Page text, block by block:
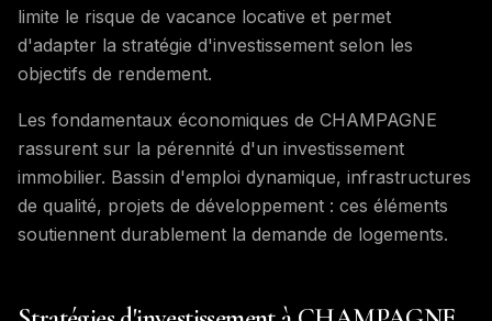
limite le risque de vacance locative et permet
d'adapter la stratégie d'investissement selon les
objectifs de rendement.
Les fondamentaux économiques de CHAMPAGNE
rassurent sur la pérennité d'un investissement
immobilier. Bassin d'emploi dynamique, infrastructures
de qualité, projets de développement : ces éléments
soutiennent durablement la demande de logements.